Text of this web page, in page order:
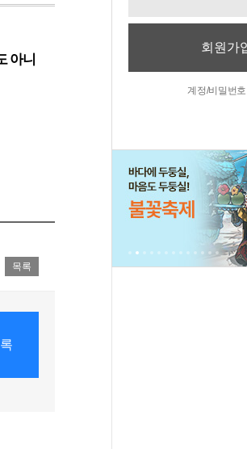
아니
회원가
계정/비밀번호